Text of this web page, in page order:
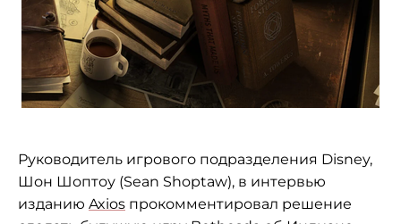
Руководитель игрового подразделения Disney,
Шон Шоптоу (Sean Shoptaw), в интервью
изданию Axios прокомментировал решение